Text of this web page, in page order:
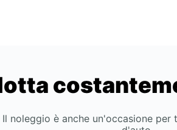
Il noleggio è anche un'occasione per